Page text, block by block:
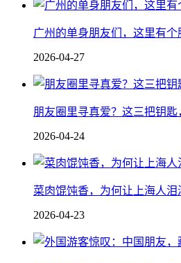
广州的单身朋友们，这里有个
2026-04-27
朋友圈里寻真爱？这三把钥匙
2026-04-24
菜肉馄饨香，为何让上海人泪
2026-04-23